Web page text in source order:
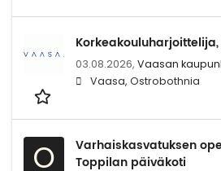
03.08.2026, Vaasan
Vaasa, Ostrobothnia
O
Varhaiskasvatuksen
Toppilan päiväkoti